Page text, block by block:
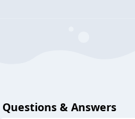
Questions & Answers